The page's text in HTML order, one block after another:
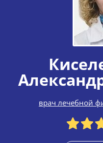
врач лечебной